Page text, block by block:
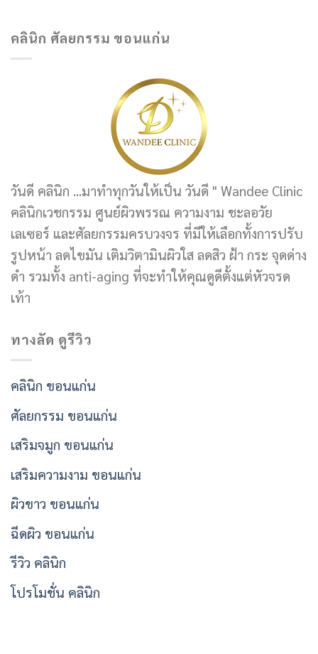
คลินิก ศัลยกรรม ขอนแก่น
วันดี คลินิก ...มาทำทุกวันให้เป็น วันดี " Wandee Clinic
คลินิกเวชกรรม ศูนย์ผิวพรรณ ความงาม ชะลอวัย
เลเซอร์ และศัลยกรรมครบวงจร ที่มีให้เลือกทั้งการปรับ
รูปหน้า ลดไขมัน เติมวิตามินผิวใส ลดสิว ฝ้า กระ จุดด่าง
ดำ รวมทั้ง anti-aging ที่จะทำให้คุณดูดีตั้งแต่หัวจรด
เท้า
ทางลัด ดูรีวิว
คลินิก ขอนแก่น
ศัลยกรรม ขอนแก่น
เสริมจมูก ขอนแก่น
เสริมความงาม ขอนแก่น
ผิวขาว ขอนแก่น
ฉีดผิว ขอนแก่น
รีวิว คลินิก
โปรโมชั่น คลินิก